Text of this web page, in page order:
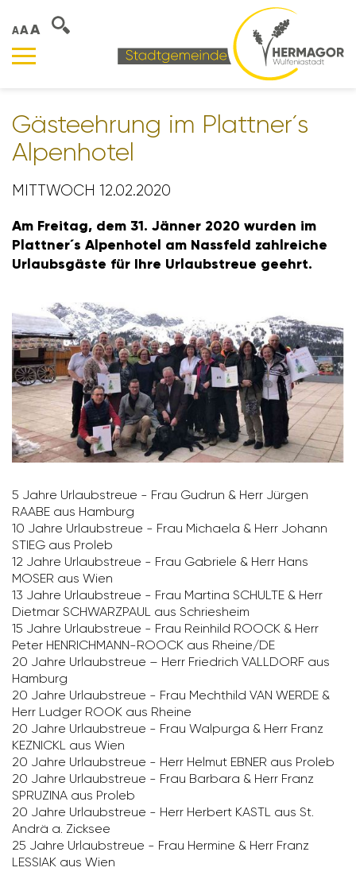
AAA
Gästeeh­rung im Plattner´s
Alpen­hotel
MITTWOCH 12.02.2020
Am Freitag, dem 31. Jänner 2020 wurden im
Plattner´s Alpen­hotel am Nass­feld zahl­reiche
Urlaubs­gäste für Ihre Urlaub­s­treue geehrt.
5 Jahre Urlaub­s­treue - Frau Gudrun & Herr Jürgen
RAABE aus Hamburg
10 Jahre Urlaub­s­treue - Frau Michaela & Herr Johann
STIEG aus Proleb
12 Jahre Urlaub­s­treue - Frau Gabriele & Herr Hans
MOSER aus Wien
13 Jahre Urlaub­s­treue - Frau Martina SCHULTE & Herr
Dietmar SCHWARZ­PAUL aus Schries­heim
15 Jahre Urlaub­s­treue - Frau Rein­hild ROOCK & Herr
Peter HENRICH­MANN-ROOCK aus Rheine/​DE
20 Jahre Urlaub­s­treue – Herr Fried­rich VALL­DORF aus
Hamburg
20 Jahre Urlaub­s­treue - Frau Mecht­hild VAN WERDE &
Herr Ludger ROOK aus Rheine
20 Jahre Urlaub­s­treue - Frau Walpurga & Herr Franz
KEZNICKL aus Wien
20 Jahre Urlaub­s­treue - Herr Helmut EBNER aus Proleb
20 Jahre Urlaub­s­treue - Frau Barbara & Herr Franz
SPRU­ZINA aus Proleb
20 Jahre Urlaub­s­treue - Herr Herbert KASTL aus St.
Andrä a. Zicksee
25 Jahre Urlaub­s­treue - Frau Hermine & Herr Franz
LESSIAK aus Wien